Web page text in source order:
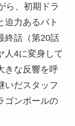
ら、初期ドラ
迫力あるバト
終話（第20話
人4に変身して
きな反響を呼
いだスタッフ
ゴンボールの